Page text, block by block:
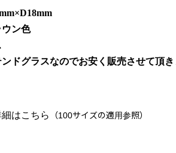
ン色
ドグラスなのでお安く販売させて頂き
はこちら （100サイズの適用参照）